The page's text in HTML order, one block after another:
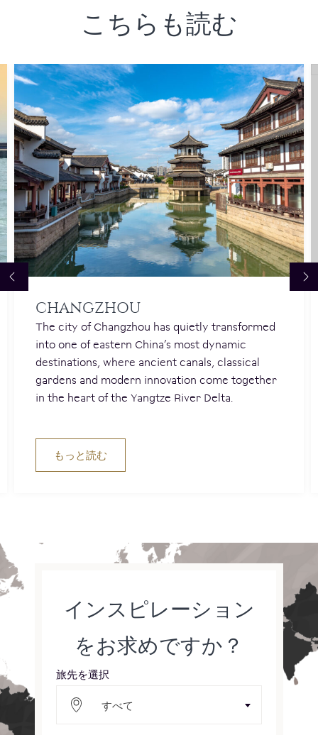
こちらも読む
CHANGZHOU
The city of Changzhou has quietly transformed
into one of eastern China’s most dynamic
destinations, where ancient canals, classical
gardens and modern innovation come together
in the heart of the Yangtze River Delta.
もっと読む
インスピレーション
をお求めですか？
旅先を選択
すべて